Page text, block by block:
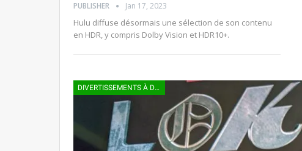
PUBLISHER Jan 17, 2023
Hulu diffuse désormais une sélection de son contenu
en HDR, y compris Dolby Vision et HDR10+.
DIVERTISSEMENTS À DOMICILE